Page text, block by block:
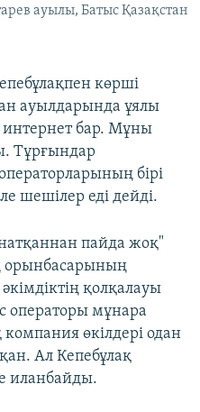
ауылы, Батыс Қазақстан
көрші
ауылдарында ұялы
бар. Мұны
Тұрғындар
бірі
шешілер еді дейді.
пайда жоқ"
орынбасарының
қолқалауы
операторы мұнара
өкілдері одан
Ал Кепебұлақ
иланбайды.